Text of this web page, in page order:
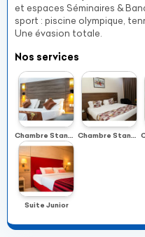
et espaces Séminaires &
sport : piscine olympique,
Une évasion totale.
Nos services
Chambre Standard vue sur ville Chambre Standard vue sur mer
Suite Junior